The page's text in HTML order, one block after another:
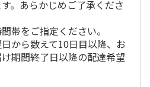
。あらかじめご了承くださ
帯をご指定ください。
から数えて10日目以降、お
期間終了日以降の配達希望